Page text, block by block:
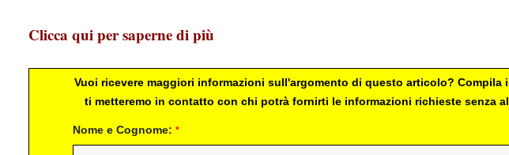
Clicca qui per saperne di più
Vuoi ricevere maggiori informazioni sull'argomento di questo articolo?
ti metteremo in contatto con chi potrà fornirti le informazioni richieste senza
Nome e Cognome: *